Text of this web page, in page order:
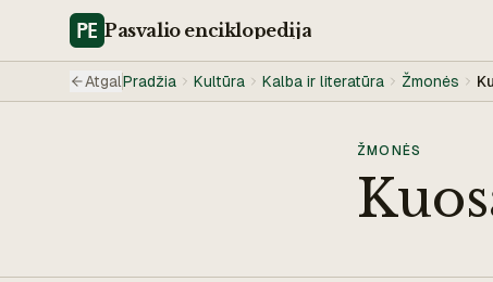
Pasvalioenciklopedija
AtgalPradžia Kultūra Kalba ir literatūra Žmonės
ŽMONĖS